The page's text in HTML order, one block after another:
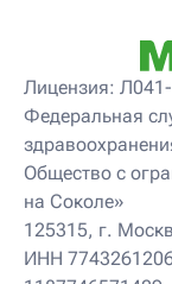
Лицензия:
Федеральная
Общество с
на Соколе»
125315, г.
ИНН